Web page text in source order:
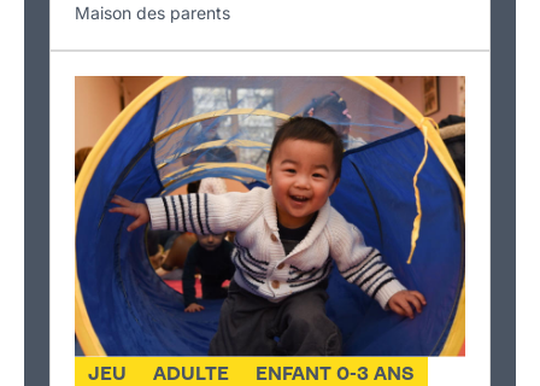
Maison des parents
JEU ADULTE ENFANT 0-3 ANS